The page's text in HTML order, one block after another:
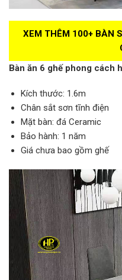
XEM THÊM 100+ BÀN
Bàn ăn 6 ghế phong cách
Kích thước: 1.6m
Chân sắt sơn tĩnh điện
Mặt bàn: đá Ceramic
Bảo hành: 1 năm
Giá chưa bao gồm ghế